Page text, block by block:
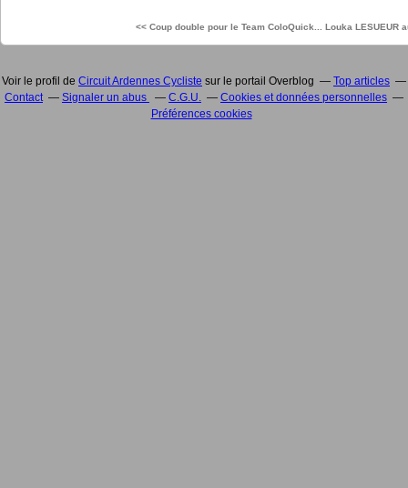
<< Coup double pour le Team ColoQuick... Louka LESUEUR
Voir le profil de Circuit Ardennes Cycliste sur le portail Overblog
Top articles
Contact
Signaler un abus C.G.U.
Cookies et données personnelles
Préférences cookies